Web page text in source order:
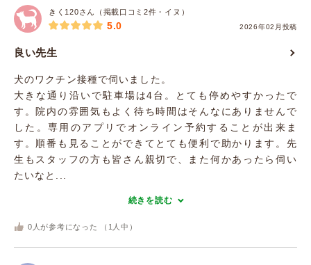
きく120さん（掲載口コミ2件・イヌ）
2026年02月投稿
5.0
良い先生
犬のワクチン接種で伺いました。
大きな通り沿いで駐車場は4台。とても停めやすかったで
す。院内の雰囲気もよく待ち時間はそんなにありませんで
した。専用のアプリでオンライン予約することが出来ま
す。順番も見ることができてとても便利で助かります。先
生もスタッフの方も皆さん親切で、また何かあったら伺い
たいなと...
続きを読む
0 人が参考になった （ 1 人中）